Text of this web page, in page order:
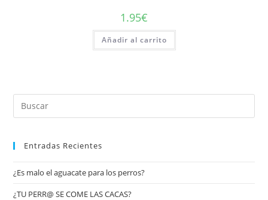
1.95€
Añadir al carrito
Entradas Recientes
¿Es malo el aguacate para los perros?
¿TU PERR@ SE COME LAS CACAS?